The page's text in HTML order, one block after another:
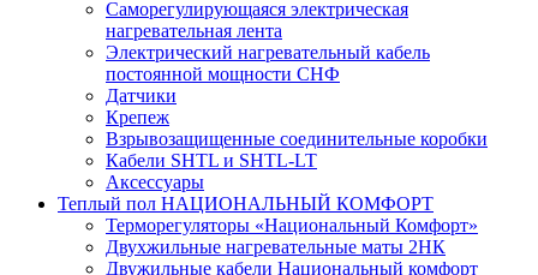
Саморегулирующаяся электрическая
нагревательная лента
Электрический нагревательный кабель
постоянной мощности СНФ
Датчики
Крепеж
Взрывозащищенные соединительные коробки
Кабели SHTL и SHTL-LT
Аксессуары
Теплый пол НАЦИОНАЛЬНЫЙ КОМФОРТ
Терморегуляторы «Национальный Комфорт»
Двухжильные нагревательные маты 2НК
Двужильные кабели Национальный комфорт